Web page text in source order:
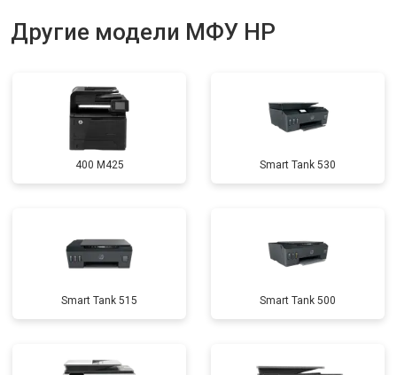
Другие модели МФУ HP
400 M425 Smart Tank 530
Smart Tank 515 Smart Tank 500